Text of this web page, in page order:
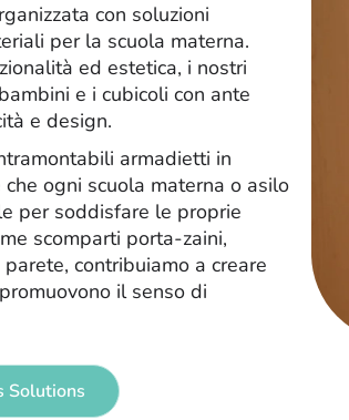
con soluzioni
per la scuola materna.
ed estetica, i nostri
e i cubicoli con ante
e design.
armadietti in
ogni scuola materna o asilo
per soddisfare le proprie
scomparti porta-zaini,
contribuiamo a creare
il senso di
Solutions